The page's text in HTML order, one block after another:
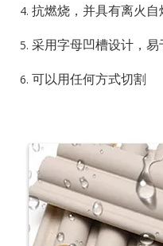
抗燃烧，并具有离火自
采用字母凹槽设计，易
可以用任何方式切割